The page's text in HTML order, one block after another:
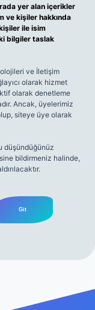
yer alan içerikler
ve kişiler hakkında
ile isim
bilgiler taslak
ve İletişim
olarak hizmet
olarak denetleme
Ancak, üyelerimiz
siteye üye olarak
düşündüğünüz
bildirmeniz halinde,